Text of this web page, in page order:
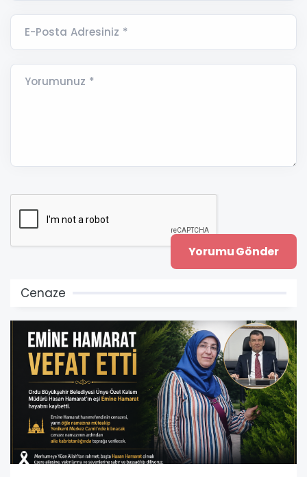
E-Posta Adresiniz *
Yorumunuz *
Cenaze